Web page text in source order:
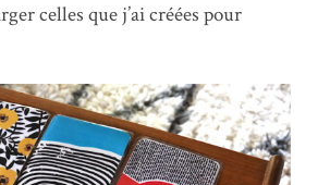
celles que j’ai créées pour